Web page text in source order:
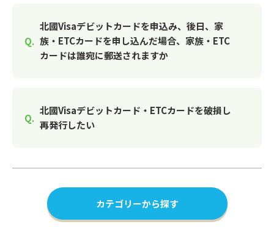
北國Visaデビットカードを申込み、後日、家
族・ETCカードを申し込んだ場合、家族・ETC
カードは誰宛に郵送されますか
北國Visaデビットカード・ETCカードを破損し
再発行したい
カテゴリーから探す